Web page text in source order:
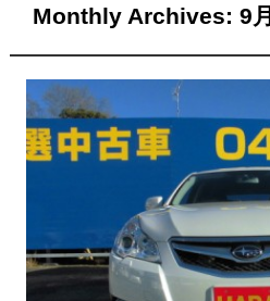
Monthly Archives: 9